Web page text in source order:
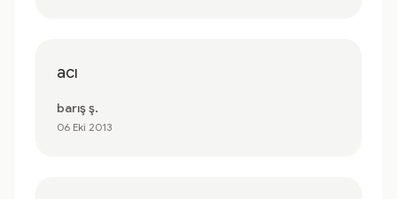
acı
barış ş.
06 Eki 2013